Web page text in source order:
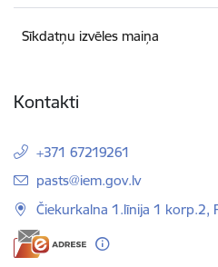
Sīkdatņu izvēles maiņa
Kontakti
+371 67219261
E-pasts:
pasts@iem.gov.lv
Čiekurkalna 1.līnija 1 korp.2,